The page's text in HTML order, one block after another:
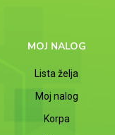
MOJ NALOG
Lista želja
Moj nalog
Korpa